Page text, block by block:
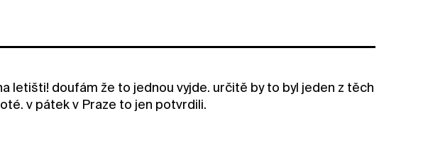
letišti! doufám že to jednou vyjde. určitě by to byl jeden z těch
v pátek v Praze to jen potvrdili.